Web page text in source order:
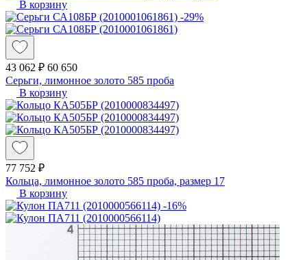
В корзину
-29%
43 062 ₽ 60 650
Серьги, лимонное золото 585 проба
В корзину
77 752 ₽
Кольца, лимонное золото 585 проба, размер 17
В корзину
-16%